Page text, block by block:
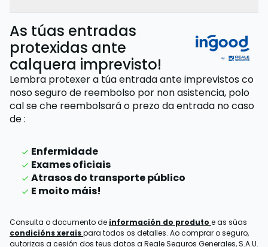
As túas entradas
protexidas ante
calquera imprevisto!
Lembra protexer a túa entrada ante imprevistos co
noso seguro de reembolso por non asistencia, polo
cal se che reembolsará o prezo da entrada no caso
de:
Enfermidade
Exames oficiais
Atrasos do transporte público
E moito máis!
Consulta o documento de información do produto e as súas
condicións xeraispara todos os detalles. Ao comprar o seguro,
autorizas a cesión dos teus datos a Reale Seguros Generales, S.A.U.